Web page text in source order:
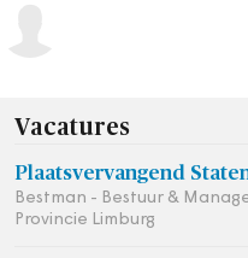
Vacatures
Plaatsvervangend
Bestman - Bestuur &
Provincie Limburg